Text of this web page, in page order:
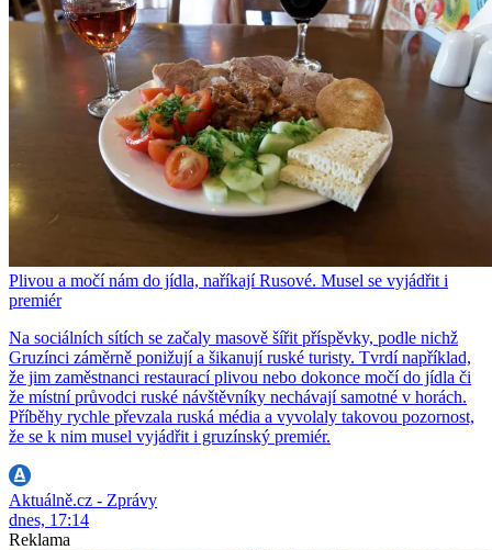
Plivou a močí nám do jídla, naříkají Rusové. Musel se vyjádřit i
premiér
Na sociálních sítích se začaly masově šířit příspěvky, podle nichž
Gruzínci záměrně ponižují a šikanují ruské turisty. Tvrdí například,
že jim zaměstnanci restaurací plivou nebo dokonce močí do jídla či
že místní průvodci ruské návštěvníky nechávají samotné v horách.
Příběhy rychle převzala ruská média a vyvolaly takovou pozornost,
že se k nim musel vyjádřit i gruzínský premiér.
Aktuálně.cz - Zprávy
dnes, 17:14
Reklama